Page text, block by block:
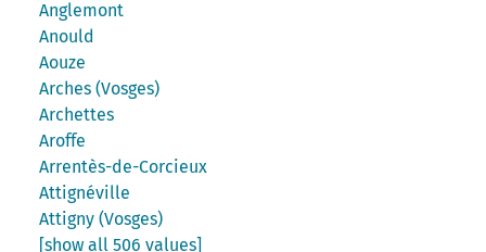
Anglemont
Anould
Aouze
Arches (Vosges)
Archettes
Aroffe
Arrentès-de-Corcieux
Attignéville
Attigny (Vosges)
[show all 506 values]